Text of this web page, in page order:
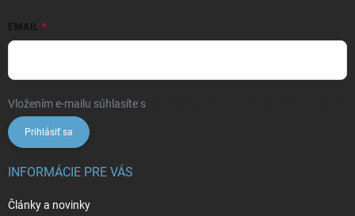
EMAIL
Vložením e-mailu súhlasíte s
Prihlásiť sa
INFORMÁCIE PRE VÁS
Články a novinky